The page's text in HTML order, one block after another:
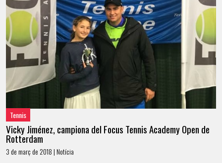
Tennis
Vicky Jiménez, campiona del Focus Tennis Academy Open de
Rotterdam
3 de març de 2018 | Notícia